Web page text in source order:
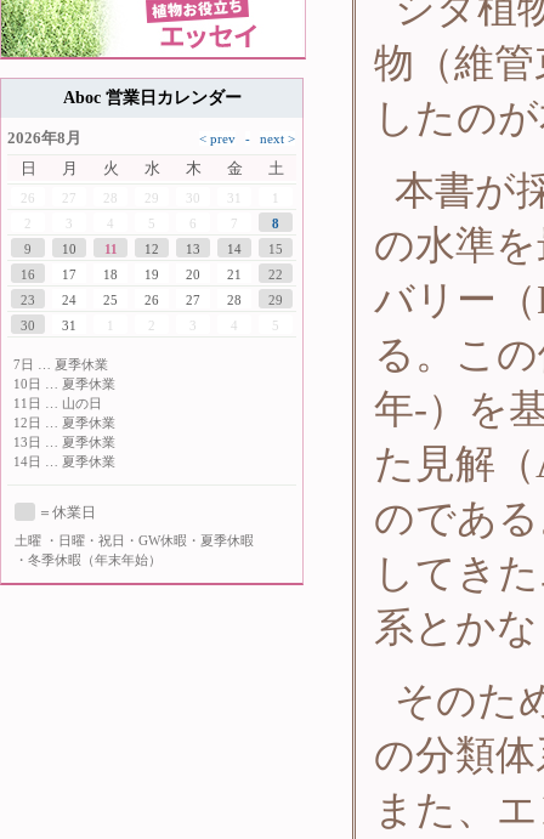
Aboc 営業日カレンダー
2026年8月
日
月 火 水 木 金 土
26 27 28 29 30 31
1
3 4 5 6 7
8
9
10 11 12 13 14
15
16
17 18 19 20 21
22
23
24 25 26 27 28
29
30
31 1 3 4 5
7日 … 夏季休業
10日 … 夏季休業
11日 … 山の日
12日 … 夏季休業
13日 … 夏季休業
14日 … 夏季休業
＝休業日
土曜
・日曜・祝日・GW休暇・夏季休暇
・冬季休暇（年末年始）
物（維
したの
本書が
の水準
バリー（
る。こ
年-）を
た見解
のであ
してき
系とか
そのた
の分類
また、